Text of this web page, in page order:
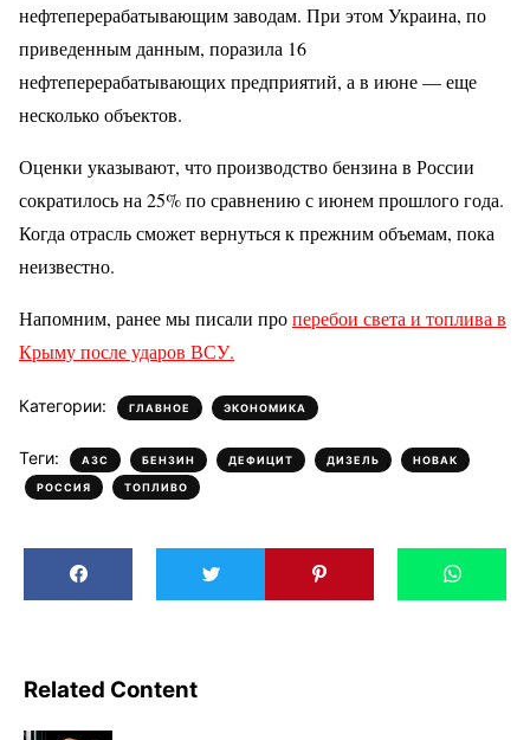
нефтеперерабатывающим заводам. При этом Украина, по
приведенным данным, поразила 16
нефтеперерабатывающих предприятий, а в июне — еще
несколько объектов.
Оценки указывают, что производство бензина в России
сократилось на 25% по сравнению с июнем прошлого года.
Когда отрасль сможет вернуться к прежним объемам, пока
неизвестно.
Напомним, ранее мы писали проперебои света и топлива в
Крыму после ударов ВСУ.
Категории: ГЛАВНОЕ , ЭКОНОМИКА
Теги: АЗС , БЕНЗИН , ДЕФИЦИТ , ДИЗЕЛЬ , НОВАК ,
РОССИЯ , ТОПЛИВО
Related Content